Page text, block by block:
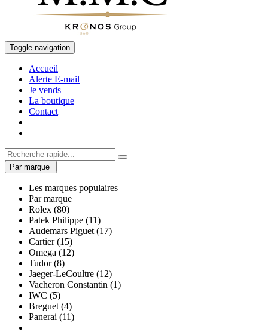
Toggle navigation
Accueil
Alerte E-mail
Je vends
La boutique
Contact
Par marque
Les marques populaires
Par marque
Rolex (80)
Patek Philippe (11)
Audemars Piguet (17)
Cartier (15)
Omega (12)
Tudor (8)
Jaeger-LeCoultre (12)
Vacheron Constantin (1)
IWC (5)
Breguet (4)
Panerai (11)